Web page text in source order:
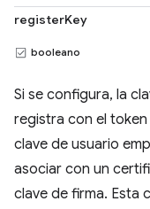
registerKey
booleano
Si se configura, la
registra con el
clave de usuario
asociar con un
clave de firma. Esta